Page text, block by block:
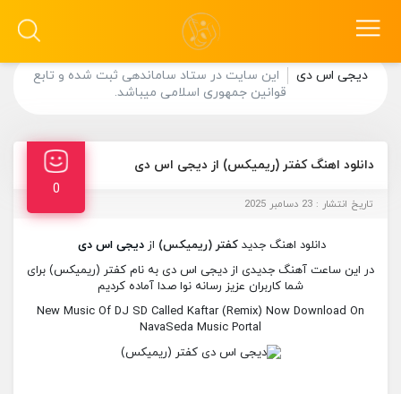
دیجی اس دی
این سایت در ستاد ساماندهی ثبت شده و تابع
قوانین جمهوری اسلامی میباشد.
دانلود اهنگ کفتر (ریمیکس) از دیجی اس دی
0
تاریخ انتشار : 23 دسامبر 2025
دانلود اهنگ جدیدکفتر (ریمیکس) ازدیجی اس دی
در این ساعت آهنگ جدیدی از دیجی اس دی به نام کفتر (ریمیکس) برای
شما کاربران عزیز رسانه نوا صدا آماده کردیم
New Music Of DJ SD Called Kaftar (Remix) Now Download On
NavaSeda Music Portal